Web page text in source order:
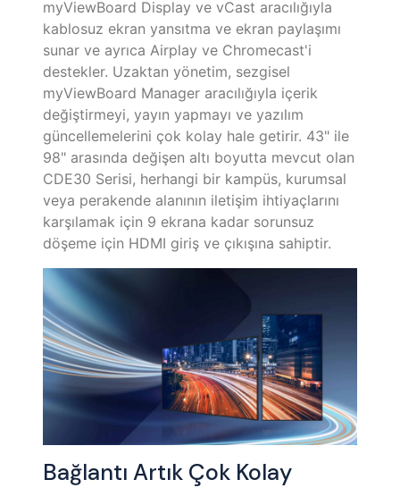
myViewBoard Display ve vCast aracılığıyla
kablosuz ekran yansıtma ve ekran paylaşımı
sunar ve ayrıca Airplay ve Chromecast'i
destekler. Uzaktan yönetim, sezgisel
myViewBoard Manager aracılığıyla içerik
değiştirmeyi, yayın yapmayı ve yazılım
güncellemelerini çok kolay hale getirir. 43" ile
98" arasında değişen altı boyutta mevcut olan
CDE30 Serisi, herhangi bir kampüs, kurumsal
veya perakende alanının iletişim ihtiyaçlarını
karşılamak için 9 ekrana kadar sorunsuz
döşeme için HDMI giriş ve çıkışına sahiptir.
Bağlantı Artık Çok Kolay